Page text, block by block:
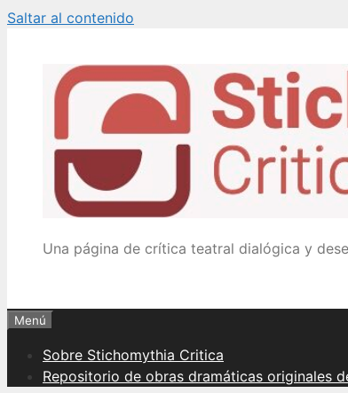
Saltar al contenido
Una página de crítica teatral dialógica y
Menú
Sobre Stichomythia Critica
Repositorio de obras dramáticas originales